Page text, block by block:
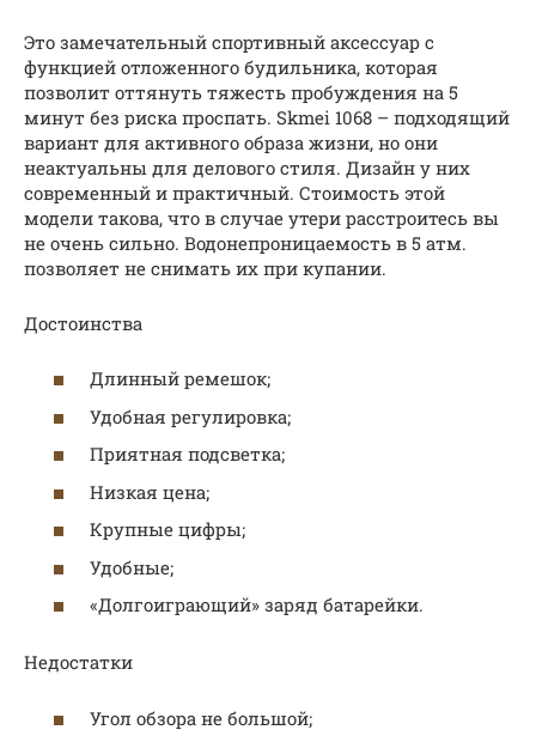
Это замечательный спортивный аксессуар с
функцией отложенного будильника, которая
позволит оттянуть тяжесть пробуждения на 5
минут без риска проспать. Skmei 1068 – подходящий
вариант для активного образа жизни, но они
неактуальны для делового стиля. Дизайн у них
современный и практичный. Стоимость этой
модели такова, что в случае утери расстроитесь вы
не очень сильно. Водонепроницаемость в 5 атм.
позволяет не снимать их при купании.
Достоинства
Длинный ремешок;
Удобная регулировка;
Приятная подсветка;
Низкая цена;
Крупные цифры;
Удобные;
«Долгоиграющий» заряд батарейки.
Недостатки
Угол обзора не большой;